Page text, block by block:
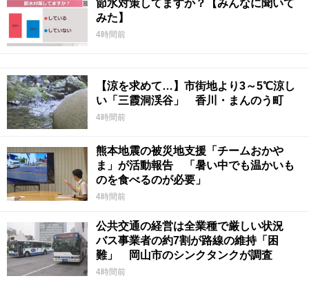
節水対策してますか？【みんなに聞いて
みた】
4時間前
【涼を求めて…】市街地より3～5℃涼し
い「三霞洞渓谷」 香川・まんのう町
4時間前
熊本地震の被災地支援「チームおかや
ま」が活動報告 「暑い中でも温かいも
のを食べるのが必要」
4時間前
公共交通の経営は全業種で厳しい状況
バス事業者の約7割が路線の維持「困
難」 岡山市のシンクタンクが調査
4時間前